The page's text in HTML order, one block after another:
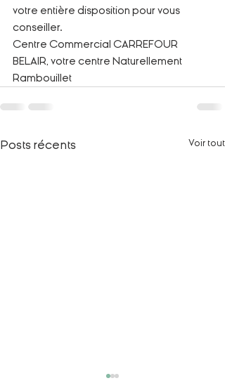
votre entière disposition pour vous
conseiller.
Centre Commercial CARREFOUR
BELAIR, votre centre Naturellement
Rambouillet
Posts récents Voir tout